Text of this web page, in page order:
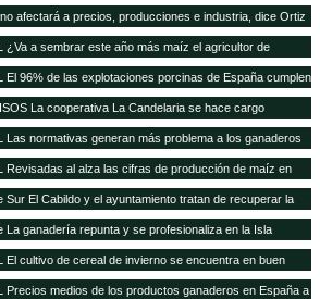
no afectará a precios, producciones e industria, dice Ortiz
¿Va a sembrar este año más maíz el agricultor de
El 96% de las explotaciones porcinas de España cumplen
bienestar
La cooperativa La Candelaria se hace cargo
de Teisol
Las normativas generan más problema a los ganaderos
de los cereales según la FNSEA
Revisadas al alza las cifras de producción de maíz en
Sur El Cabildo y el ayuntamiento tratan de recuperar la
La ganadería repunta y se profesionaliza en la Isla
El cultivo de cereal de invierno se encuentra en buen
de las menores precipitaciones caídas
Precios medios de los productos ganaderos en España a